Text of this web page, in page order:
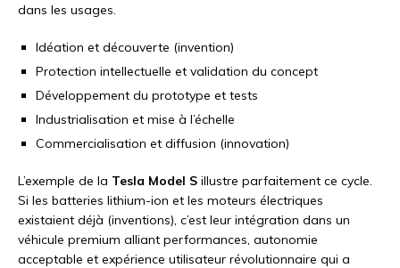
dans les usages.
Idéation et découverte (invention)
Protection intellectuelle et validation du concept
Développement du prototype et tests
Industrialisation et mise à l’échelle
Commercialisation et diffusion (innovation)
L’exemple de la Tesla Model S illustre parfaitement ce cycle.
Si les batteries lithium-ion et les moteurs électriques
existaient déjà (inventions), c’est leur intégration dans un
véhicule premium alliant performances, autonomie
acceptable et expérience utilisateur révolutionnaire qui a